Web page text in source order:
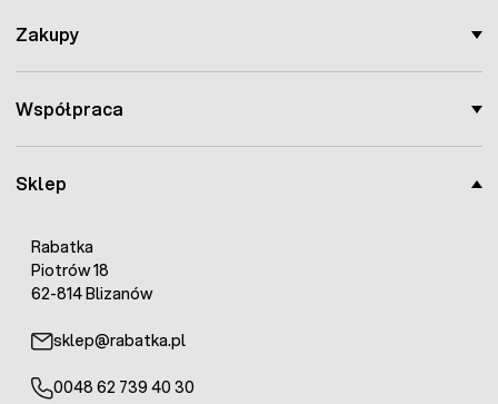
Sklep
Rabatka
Piotrów 18
62-814 Blizanów
sklep@rabatka.pl
0048 62 739 40 30
Zakupy
Współpraca